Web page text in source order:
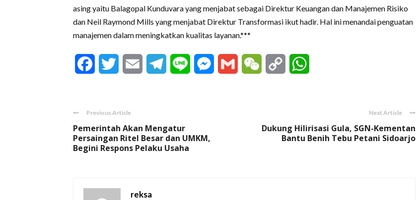
asing yaitu Balagopal Kunduvara yang menjabat sebagai Direktur Keuangan dan Manajemen Risiko
dan Neil Raymond Mills yang menjabat Direktur Transformasi ikut hadir. Hal ini menandai penguatan
manajemen dalam meningkatkan kualitas layanan.***
FacebookTwitter Email Telegram
Line Messenger
Gmail WeChat Copy
Previous Article
Pemerintah Akan Mengatur
Persaingan Ritel Besar dan UMKM,
Begini Respons Pelaku Usaha
Next Article
Dukung Hilirisasi Gula, SGN-Kementan
Bantu Benih Tebu Petani Sidoarjo
reksa